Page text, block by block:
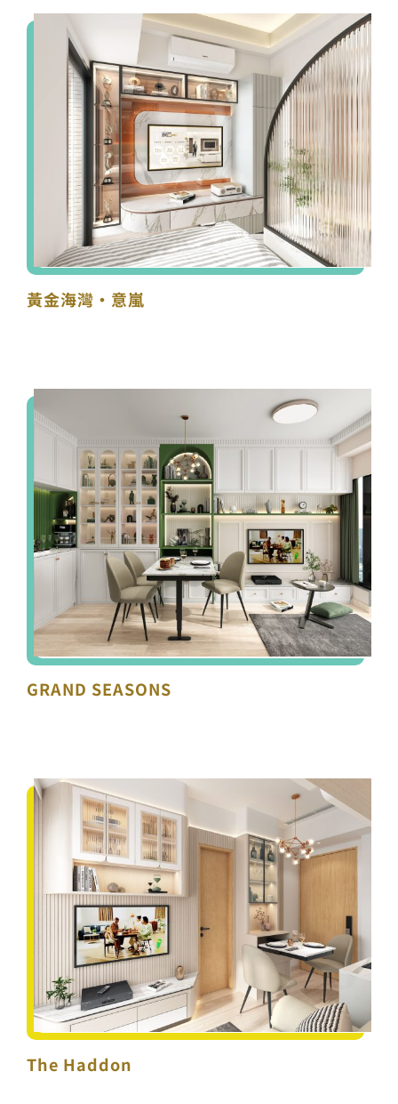
黃金海灣·意嵐
GRAND SEASONS
The Haddon